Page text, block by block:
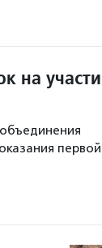
на
первой